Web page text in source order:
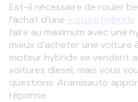
Est-il nécessaire de rouler
l’achat d’une voiture hybride
faire au maximum avec une
mieux d’acheter une voiture
moteur hybride se vendent
voitures diesel, mais vous
questions. Aramisauto
réponse.